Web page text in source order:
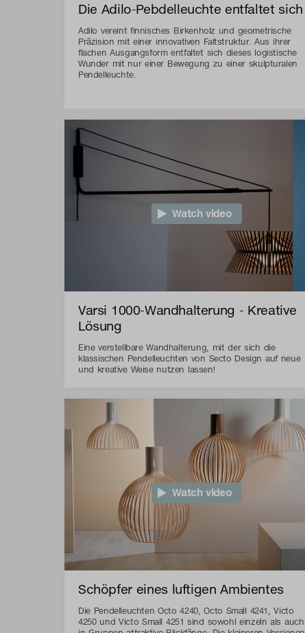
Die Adilo-Pebdelleuchte entfaltet sich
Adilo vereint finnisches Birkenholz und geometrische
Präzision mit einer innovativen Faltstruktur. Aus ihrer
flachen Ausgangsform entfaltet sich dieses logistische
Wunder mit nur einer Bewegung zu einer skulpturalen
Pendelleuchte.
Watch video
Varsi 1000-Wandhalterung - Kreative
Lösung
Eine verstellbare Wandhalterung, mit der sich die
klassischen Pendelleuchten von Secto Design auf neue
und kreative Weise nutzen lassen!
Watch video
Schöpfer eines luftigen Ambientes
Die Pendelleuchten Octo 4240, Octo Small 4241, Victo
4250 und Victo Small 4251 sind sowohl einzeln als auch